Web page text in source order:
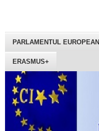
PARLAMENTUL EUROPEAN
ERASMUS+